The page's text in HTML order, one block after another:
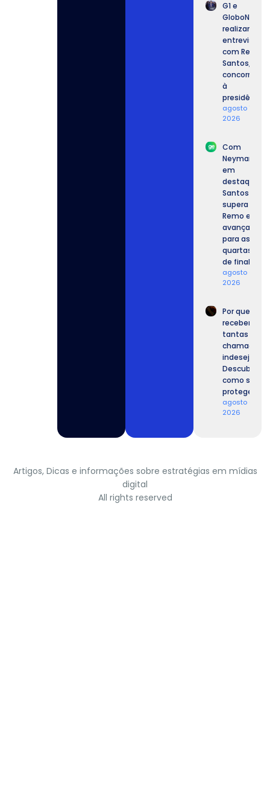
G1 e
GloboNews
realizam
entrevista
com Renan
Santos,
concorrente
à
presidência.
agosto 7,
2026
Com
Neymar
em
destaque,
Santos
supera o
Remo e
avança
para as
quartas
de final.
agosto 6,
2026
Por que
recebemos
tantas
chamadas
Descubra
como se
proteger.
agosto 6,
2026
Artigos, Dicas e informações sobre estratégias em mídias
digital
All rights reserved